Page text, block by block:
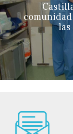
las